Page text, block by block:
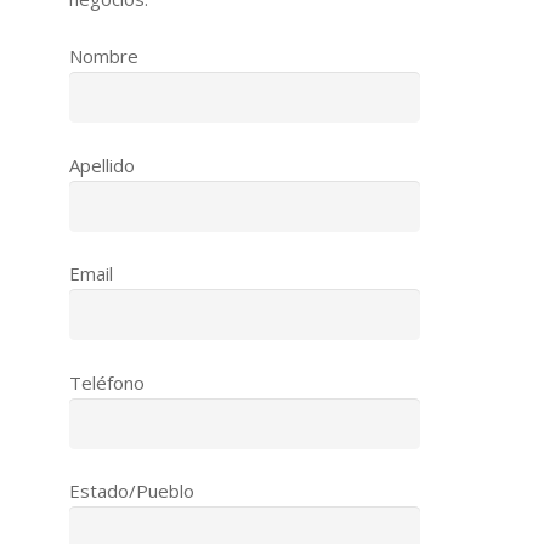
Nombre
Apellido
Email
Teléfono
Estado/Pueblo